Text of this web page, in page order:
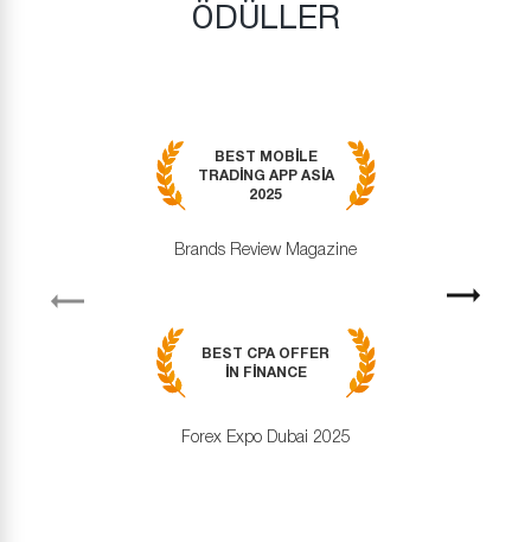
ÖDÜLLER
BEST MOBILE
TRADING APP ASIA
2025
Brands Review Magazine
BEST CPA OFFER
IN FINANCE
Forex Expo Dubai 2025
Next